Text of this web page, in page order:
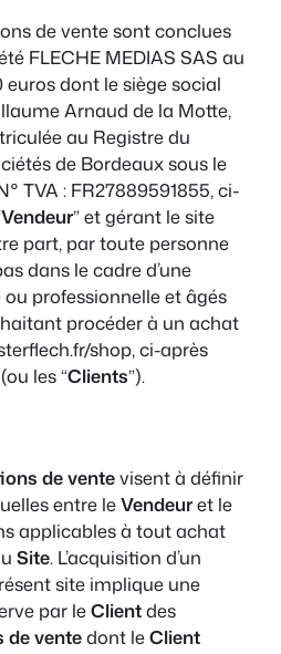
de vente sont conclues
FLECHE MEDIAS SAS au
dont le siège social
Arnaud de la Motte,
au Registre du
de Bordeaux sous le
TVA : FR27889591855, ci-
Vendeur”et gérant le site
part, par toute personne
dans le cadre d’une
professionnelle et âgés
procéder à un achat
shop, ci-après
les “Clients”).
de ventevisent à définir
entre leVendeuret le
applicables à tout achat
Site. L’acquisition d’un
site implique une
par leClientdes
de ventedont leClient